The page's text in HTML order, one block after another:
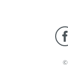
©